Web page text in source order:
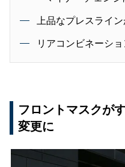
上品なプレスライ
リアコンビネーシ
フロントマスクが
変更に